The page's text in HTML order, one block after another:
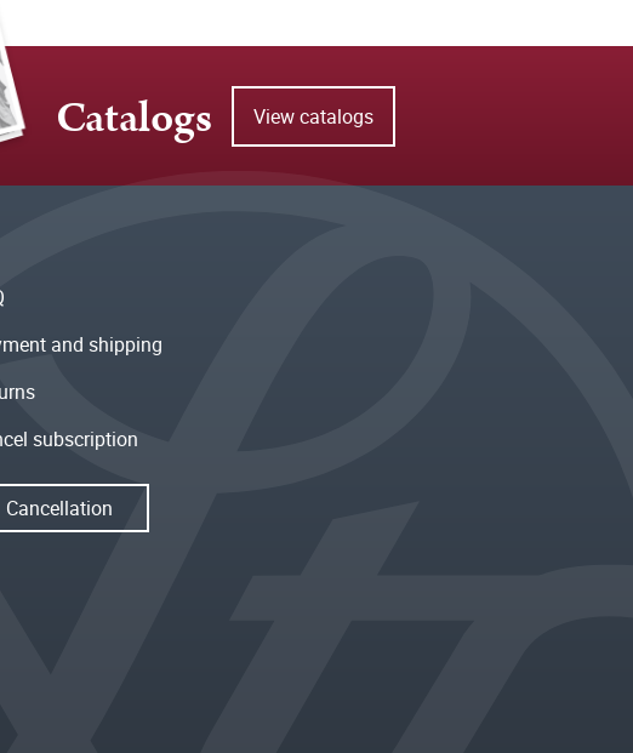
Catalogs View catalogs
and shipping
subscription
Cancellation